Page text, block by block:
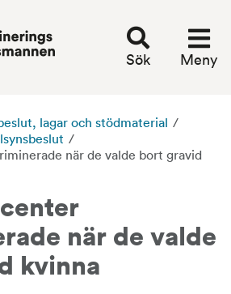
Sök Meny
lagar och stödmaterial /
/
när de valde bort gravid
när de valde
kvinna